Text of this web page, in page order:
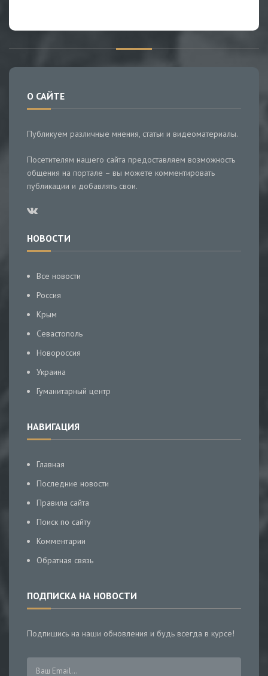
О САЙТЕ
Публикуем различные мнения, статьи и видеоматериалы.
Посетителям нашего сайта предоставляем возможность
общения на портале – вы можете комментировать
публикации и добавлять свои.
НОВОСТИ
Все новости
Россия
Крым
Севастополь
Новороссия
Украина
Гуманитарный центр
НАВИГАЦИЯ
Главная
Последние новости
Правила сайта
Поиск по сайту
Комментарии
Обратная связь
ПОДПИСКА НА НОВОСТИ
Подпишись на наши обновления и будь всегда в курсе!